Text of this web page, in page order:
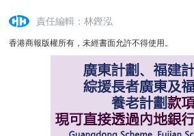
責任編輯：林鏗泓
香港商報版權所有，未經書面允許不得使用。